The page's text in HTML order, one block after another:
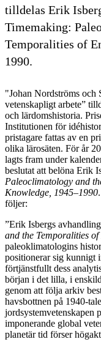
tilldelas Erik
Timemaking:
Temporalities of
1990.
"Johan Nordströms och
vetenskapligt arbete”
och lärdomshistoria.
Institutionen för
pristagare fattas av en
olika lärosäten. För år
lagts fram under
beslutat att belöna Erik
Paleoclimatology and
Knowledge, 1945–1990
följer:
”Erik Isbergs avhandling
and the Temporalities
paleoklimatologins
positionerar sig kunnigt
förtjänstfullt dess
början i det lilla, i
genom att följa arkiv
havsbottnen på 1940-
jordsystemvetenskapen
imponerande global
planetär tid förser